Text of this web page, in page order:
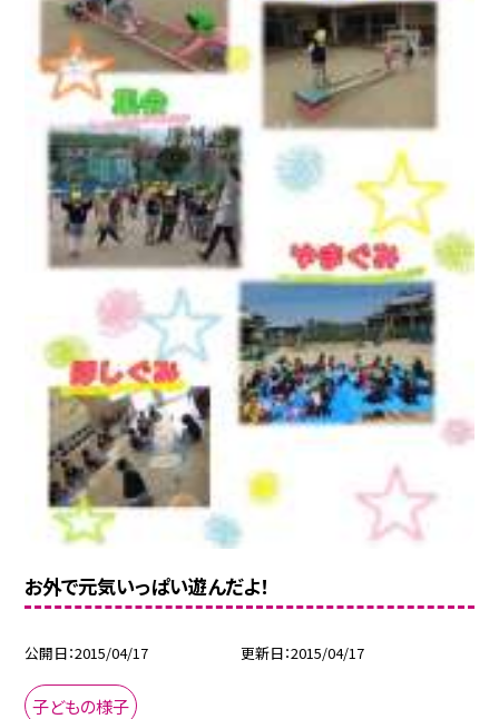
お外で元気いっぱい遊んだよ！
公開日 2015/04/17 更新日 2015/04/17
子どもの様子